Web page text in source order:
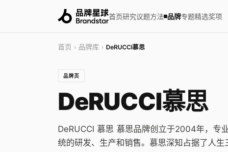
首页研究议题方法 品牌专题精选奖项
首页 › 品牌库› DeRUCCI慕思
品牌页
DeRUCCI慕思
DeRUCCI 慕思 慕思品牌创立于2004年，专
统的研发、生产和销售。慕思深知占据了人生